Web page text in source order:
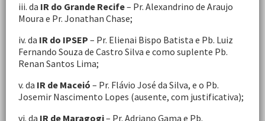
iii. da IR do Grande Recife– Pr. Alexandrino de Araujo
Moura e Pr. Jonathan Chase;
iv. da IR do IPSEP – Pr. Elienai Bispo Batista e Pb. Luiz
Fernando Souza de Castro Silva e como suplente Pb.
Renan Santos Lima;
v. da IR de Maceió – Pr. Flávio José da Silva, e o Pb.
Josemir Nascimento Lopes (ausente, com justificativa);
vi. da IR de Maragogi– Pr. Adriano Gama e Pb.